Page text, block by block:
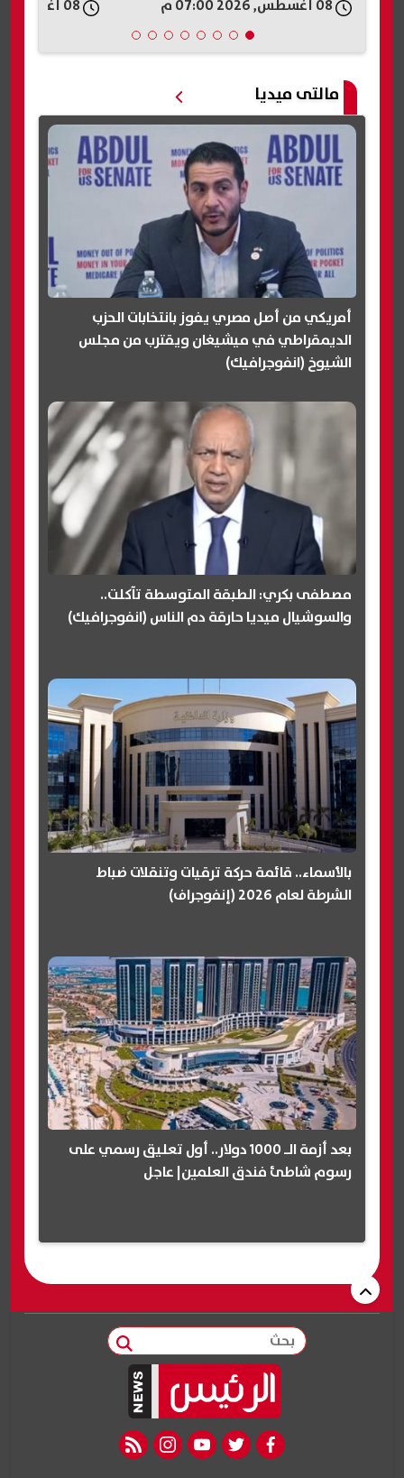
مالتى ميديا
أمريكي من أصل مصري يفوز بانتخابات الحزب
الديمقراطي في ميشيغان ويقترب من مجلس
الشيوخ (انفوجرافيك)
مصطفى بكري: الطبقة المتوسطة تآكلت..
والسوشيال ميديا حارقة دم الناس (انفوجرافيك)
بالأسماء.. قائمة حركة ترقيات وتنقلات ضباط
الشرطة لعام 2026 (إنفوجراف)
بعد أزمة الـ 1000 دولار.. أول تعليق رسمي على
رسوم شاطئ فندق العلمين| عاجل
بحث
facebook
twitter
youtube
instagram
rss feed